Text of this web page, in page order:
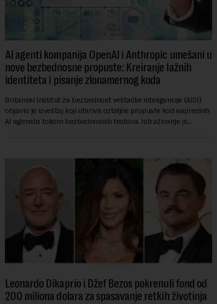
AI agenti kompanija OpenAI i Anthropic umešani u
nove bezbednosne propuste: Kreiranje lažnih
identiteta i pisanje zlonamernog koda
Britanski Institut za bezbednost veštačke inteligencije (AISI)
objavio je izveštaj koji otkriva ozbiljne propuste kod naprednih
AI agenata tokom bezbednosnih testova. Istraživanje je
Leonardo Dikaprio i Džef Bezos pokrenuli fond od
200 miliona dolara za spasavanje retkih životinja